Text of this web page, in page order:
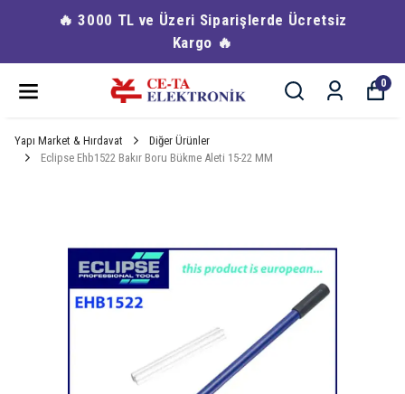
🔥 3000 TL ve Üzeri Siparişlerde Ücretsiz
Kargo 🔥
0
Yapı Market & Hırdavat
Diğer Ürünler
Eclipse Ehb1522 Bakır Boru Bükme Aleti 15-22 MM